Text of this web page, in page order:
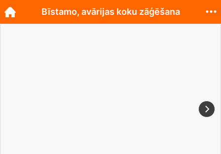
Bīstamo, avārijas koku zāģēšana